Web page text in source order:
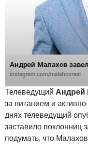
Андрей Малахов
instagram.com/malahovreal
Телеведущий Андрей
за питанием и
днях телеведущий
заставило поклонниц
подумать, что